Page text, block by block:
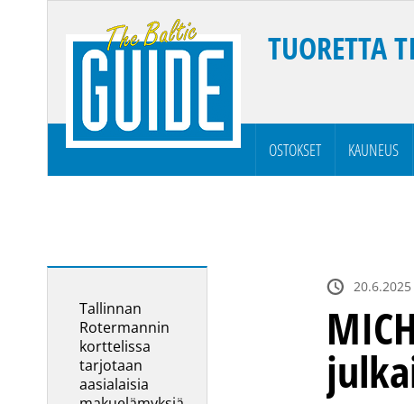
TUORETTA
OSTOKSET KAUNEUS
Tallinnan
Rotermannin
korttelissa
tarjotaan
aasialaisia